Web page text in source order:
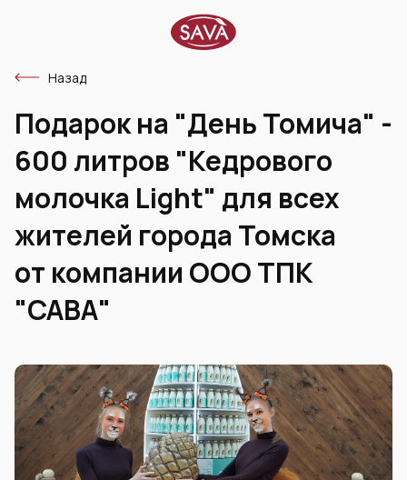
Назад
Подарок на "День Томича" -
600 литров "Кедрового
молочка Light" для всех
жителей города Томска
от компании ООО ТПК
"САВА"